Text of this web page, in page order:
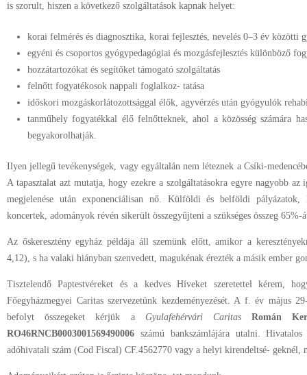
is szorult, hiszen a következő szolgáltatások kapnak helyet:
korai felmérés és diagnosztika, korai fejlesztés, nevelés 0–3 év közötti
egyéni és csoportos gyógypedagógiai és mozgásfejlesztés különböző
hozzátartozókat és segítőket támogató szolgáltatás
felnőtt fogyatékosok nappali foglalkoz- tatása
időskori mozgáskorlátozottsággal élők, agyvérzés után gyógyulók
tanműhely fogyatékkal élő felnőtteknek, ahol a közösség számára
begyakorolhatják.
Ilyen jellegű tevékenységek, vagy egyáltalán nem léteznek a Csíki-
A tapasztalat azt mutatja, hogy ezekre a szolgáltatásokra egyre nagyobb az
megjelenése után exponenciálisan nő. Külföldi és belföldi pályázatok,
koncertek, adományok révén sikerült összegyűjteni a szükséges összeg 65%-
Az őskeresztény egyház példája áll szemünk előtt, amikor a
4,12), s ha valaki hiányban szenvedett, magukénak érezték a másik ember
Tisztelendő Paptestvéreket és a kedves Híveket szeretettel kérem,
Főegyházmegyei Caritas szervezetünk kezdeményezését. A f. év május
befolyt összegeket kérjük a Gyulafehérvári CaritasRomán
RO46RNCB0003001569490006 számú bankszámlájára utalni.
adóhivatali szám (Cod Fiscal) CF.4562770 vagy a helyi kirendeltsé- geknél,